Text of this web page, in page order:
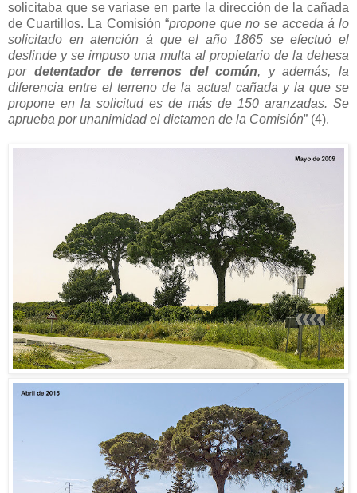
solicitaba que se variase en parte la dirección de la cañada
de Cuartillos. La Comisión “propone que no se acceda á lo
solicitado en atención á que el año 1865 se efectuó el
deslinde y se impuso una multa al propietario de la dehesa
por detentador de terrenos del común, y además, la
diferencia entre el terreno de la actual cañada y la que se
propone en la solicitud es de más de 150 aranzadas. Se
aprueba por unanimidad el dictamen de la Comisión” (4).